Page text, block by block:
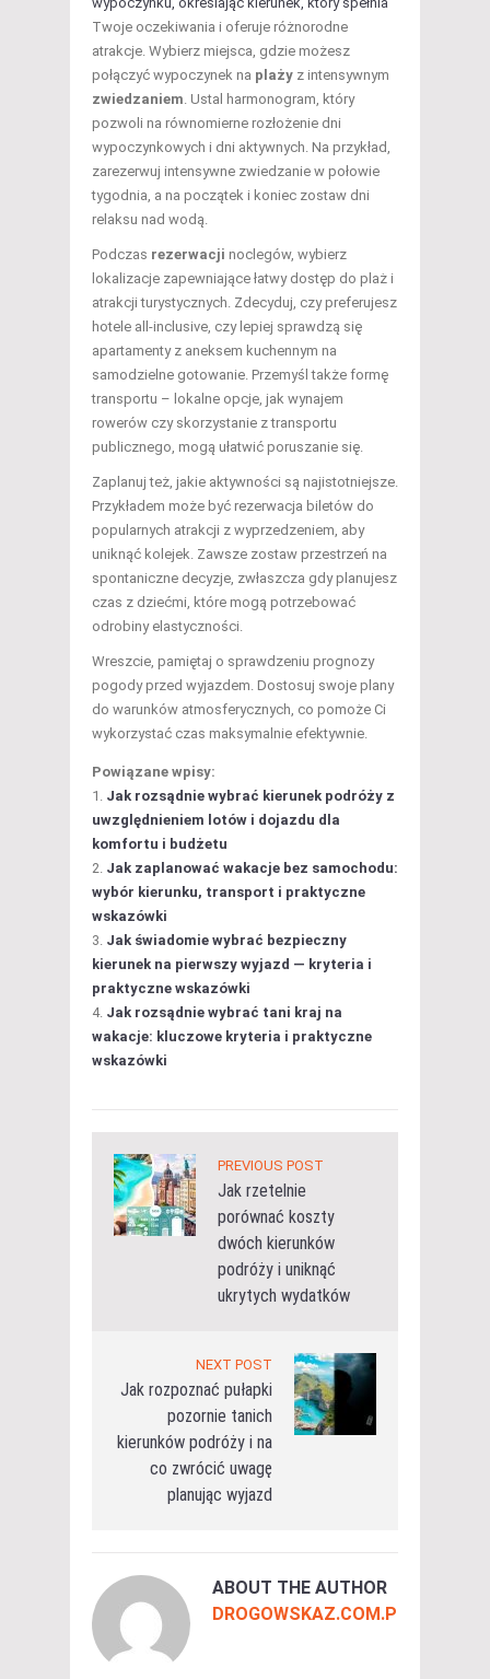
Twoje oczekiwania i oferuje różnorodne
atrakcje. Wybierz miejsca, gdzie możesz
połączyć wypoczynek na plaży z intensywnym
zwiedzaniem . Ustal harmonogram, który
pozwoli na równomierne rozłożenie dni
wypoczynkowych i dni aktywnych. Na przykład,
zarezerwuj intensywne zwiedzanie w połowie
tygodnia, a na początek i koniec zostaw dni
relaksu nad wodą.
Podczas rezerwacji noclegów, wybierz
lokalizacje zapewniające łatwy dostęp do plaż i
atrakcji turystycznych. Zdecyduj, czy preferujesz
hotele all-inclusive, czy lepiej sprawdzą się
apartamenty z aneksem kuchennym na
samodzielne gotowanie. Przemyśl także formę
transportu – lokalne opcje, jak wynajem
rowerów czy skorzystanie z transportu
publicznego, mogą ułatwić poruszanie się.
Zaplanuj też, jakie aktywności są najistotniejsze.
Przykładem może być rezerwacja biletów do
popularnych atrakcji z wyprzedzeniem, aby
uniknąć kolejek. Zawsze zostaw przestrzeń na
spontaniczne decyzje, zwłaszcza gdy planujesz
czas z dziećmi, które mogą potrzebować
odrobiny elastyczności.
Wreszcie, pamiętaj o sprawdzeniu prognozy
pogody przed wyjazdem. Dostosuj swoje plany
do warunków atmosferycznych, co pomoże Ci
wykorzystać czas maksymalnie efektywnie.
Powiązane wpisy:
Jak rozsądnie wybrać kierunek podróży z
uwzględnieniem lotów i dojazdu dla
komfortu i budżetu
Jak zaplanować wakacje bez samochodu:
wybór kierunku, transport i praktyczne
wskazówki
Jak świadomie wybrać bezpieczny
kierunek na pierwszy wyjazd — kryteria i
praktyczne wskazówki
Jak rozsądnie wybrać tani kraj na
wakacje: kluczowe kryteria i praktyczne
wskazówki
PREVIOUS POST
Jak rzetelnie
porównać koszty
dwóch kierunków
podróży i uniknąć
ukrytych wydatków
NEXT POST
Jak rozpoznać pułapki
pozornie tanich
kierunków podróży i na
co zwrócić uwagę
planując wyjazd
ABOUT THE AUTHOR
DROGOWSKAZ.COM.PL